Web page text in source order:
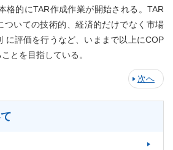
格的にTAR作成作業が開始される。TAR
ついての技術的、経済的だけでなく市場
に評価を行うなど、いままで以上にCOP
とを目指している。
次へ